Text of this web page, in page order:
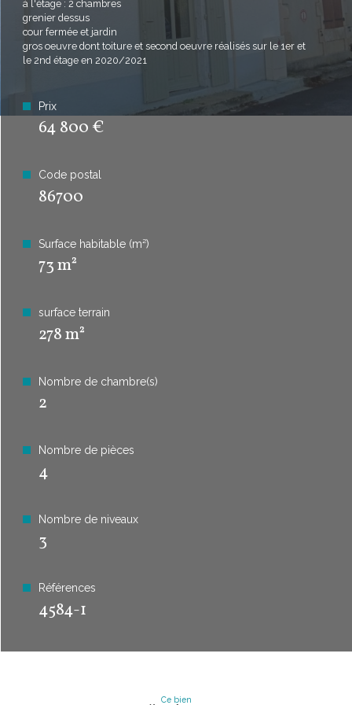
Plus d'informations sur
LE QUARTIER
ÉNERGÉTIQUE
à l'étage : 2 chambres
grenier dessus
cour fermée et jardin
gros oeuvre dont toiture et second oeuvre réalisés sur le 1er et
le 2nd étage en 2020/2021
Prix
64 800 €
Code postal
86700
Surface habitable (m²)
73 m²
surface terrain
278 m²
Nombre de chambre(s)
2
Nombre de pièces
4
Nombre de niveaux
3
Références
4584-1
Ce bien